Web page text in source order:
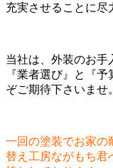
充実させることに尽
当社は、外装のお手
『業者選び』と『
ぞご期待下さいませ。
一回の塗装でお家の
替え工房ながもち君